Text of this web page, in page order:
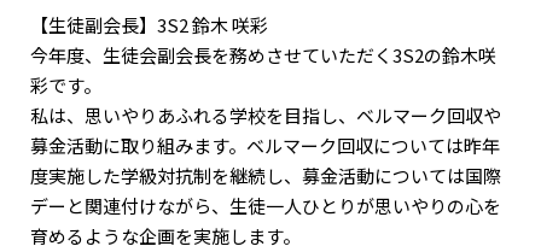
【生徒副会長】3S2 鈴木 咲彩
今年度、生徒会副会長を務めさせていただく3S2の鈴木咲
彩です。
私は、思いやりあふれる学校を目指し、ベルマーク回収や
募金活動に取り組みます。ベルマーク回収については昨年
度実施した学級対抗制を継続し、募金活動については国際
デーと関連付けながら、生徒一人ひとりが思いやりの心を
育めるような企画を実施します。